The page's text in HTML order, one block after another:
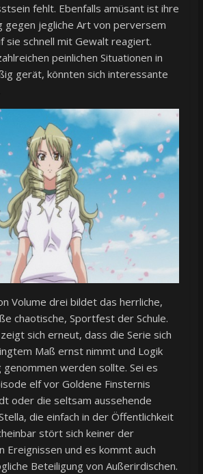
fehlt. Ebenfalls amüsant ist ihre
gegen jegliche Art von perversem
sie schnell mit Gewalt reagiert.
peinlichen Situationen in
gerät, könnten sich interessante
Volume drei bildet das herrliche,
chaotische, Sportfest der Schule.
sich erneut, dass die Serie sich
Maß ernst nimmt und Logik
genommen werden sollte. Sei es
elf vor Goldene Finsternis
oder die seltsam aussehende
die einfach in der Öffentlichkeit
stört sich keiner der
Ereignissen und es kommt auch
Beteiligung von Außerirdischen.